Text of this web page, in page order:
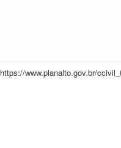
https://www.planalto.gov.br/